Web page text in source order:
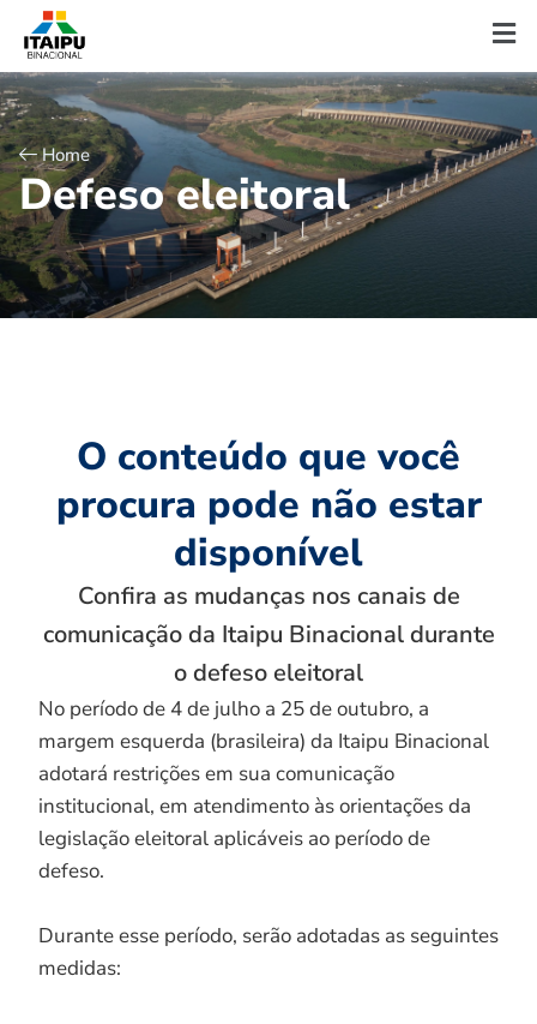
Home
Defeso eleitoral
O conteúdo que você
procura pode não estar
disponível
Confira as mudanças nos canais de
comunicação da Itaipu Binacional durante
o defeso eleitoral
No período de 4 de julho a 25 de outubro, a
margem esquerda (brasileira) da Itaipu Binacional
adotará restrições em sua comunicação
institucional, em atendimento às orientações da
legislação eleitoral aplicáveis ao período de
defeso.
Durante esse período, serão adotadas as seguintes
medidas: